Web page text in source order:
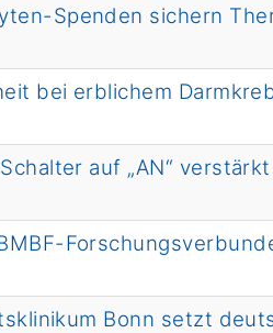
Spenden sichern
bei erblichem
auf „AN“
Bonn setzt